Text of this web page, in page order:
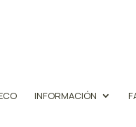
INFORMACIÓN